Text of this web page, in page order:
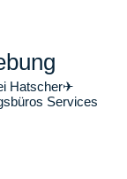
Hatscher✈
Services